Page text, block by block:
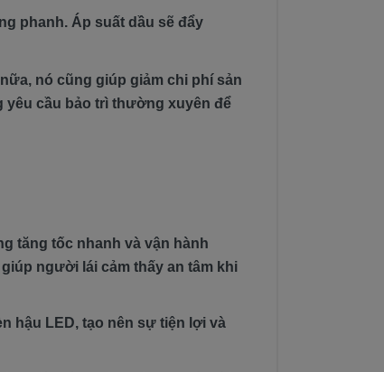
phanh. Áp suất dầu sẽ đẩy
nó cũng giúp giảm chi phí sản
yêu cầu bảo trì thường xuyên để
tăng tốc nhanh và vận hành
người lái cảm thấy an tâm khi
hậu LED, tạo nên sự tiện lợi và